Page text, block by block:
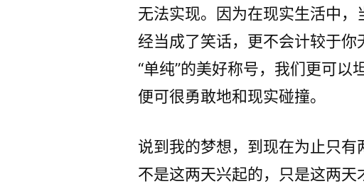
无法实现。因为在现实生活中
经当成了笑话，更不会计较于
“单纯”的美好称号，我们更可
便可很勇敢地和现实碰撞。
说到我的梦想，到现在为止只
不是这两天兴起的，只是这两